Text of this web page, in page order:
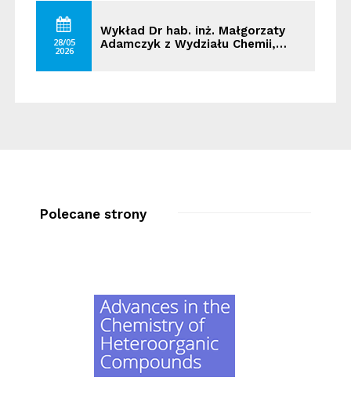
28/05
2026
Wykład Dr hab. inż. Małgorzaty
Adamczyk z Wydziału Chemii,…
Polecane strony